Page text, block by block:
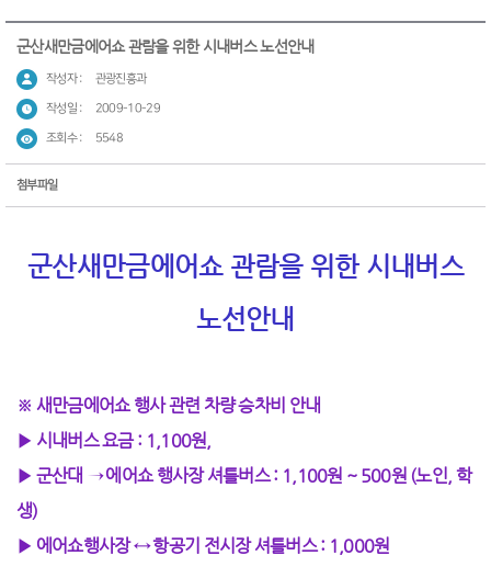
군산새만금에어쇼 관람을 위한 시내버스 노선안내
작성자 : 관광진흥과
작성일 : 2009-10-29
조회수 : 5548
첨부파일
군산새만금에어쇼 관람을 위한 시내버스
노선안내
※ 새만금에어쇼 행사 관련 차량 승차비 안내
▶ 시내버스 요금 : 1,100원,
▶ 군산대 → 에어쇼 행사장 셔틀버스: 1,100원 ~ 500원 (노인, 학
생)
▶ 에어쇼행사장 ↔항공기 전시장 셔틀버스 : 1,000원